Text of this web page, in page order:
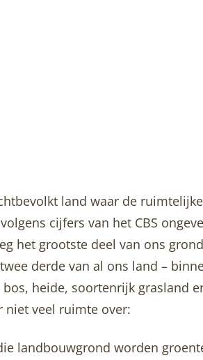
land waar de
cijfers van het CBS
het grootste deel van ons
derde van al ons land –
heide, soortenrijk grasland
niet veel ruimte over:
landbouwgrond worden